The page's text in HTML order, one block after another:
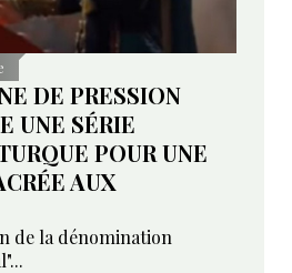
DE PRESSION
UNE SÉRIE
POUR UNE
AUX
de la dénomination